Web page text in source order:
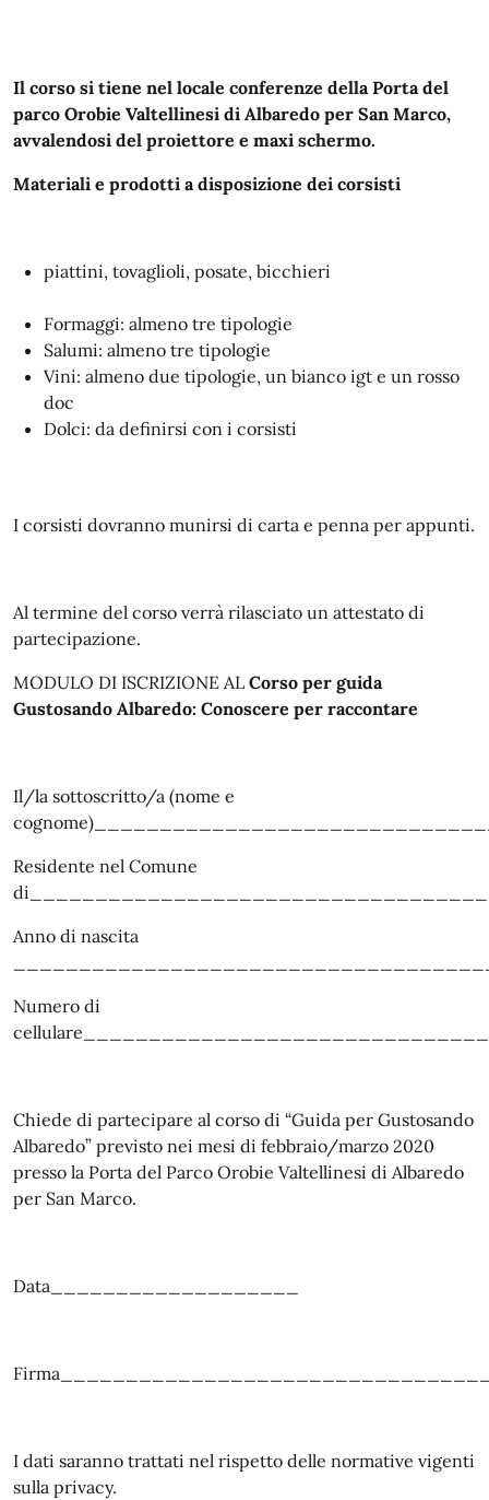
Il corso si tiene nel locale conferenze della Porta del
parco Orobie Valtellinesi di Albaredo per San Marco,
avvalendosi del proiettore e maxi schermo.
Materiali e prodotti a disposizione dei corsisti
piattini, tovaglioli, posate, bicchieri
Formaggi: almeno tre tipologie
Salumi: almeno tre tipologie
Vini: almeno due tipologie, un bianco igt e un rosso
doc
Dolci: da definirsi con i corsisti
I corsisti dovranno munirsi di carta e penna per appunti.
Al termine del corso verrà rilasciato un attestato di
partecipazione.
MODULO DI ISCRIZIONE AL Corso per guida
Gustosando Albaredo: Conoscere per raccontare
Il/la sottoscritto/a (nome e
Residente nel Comune
Anno di nascita
Numero di
Chiede di partecipare al corso di “Guida per Gustosando
Albaredo” previsto nei mesi di febbraio/marzo 2020
presso la Porta del Parco Orobie Valtellinesi di Albaredo
per San Marco.
Data___________________
I dati saranno trattati nel rispetto delle normative vigenti
sulla privacy.